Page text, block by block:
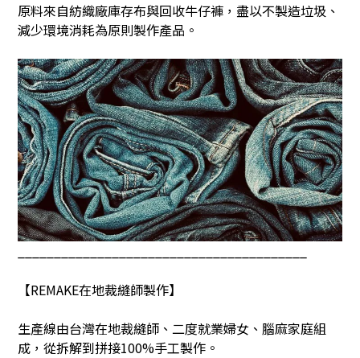
原料來自紡織廠庫存布與回收牛仔褲，盡以不製造垃圾、
減少環境消耗為原則製作產品。
【REMAKE在地裁縫師製作】
生產線由台灣在地裁縫師、二度就業婦女、腦麻家庭組
成，從拆解到拼接100%手工製作。